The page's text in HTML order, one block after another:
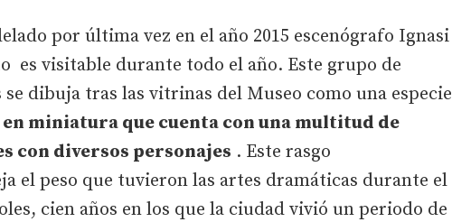
por última vez en el año 2015 escenógrafo Ignasi
es visitable durante todo el año. Este grupo de
dibuja tras las vitrinas del Museo como una especie
miniatura que cuenta con una multitud de
con diversos personajes . Este rasgo
el peso que tuvieron las artes dramáticas durante el
cien años en los que la ciudad vivió un periodo de